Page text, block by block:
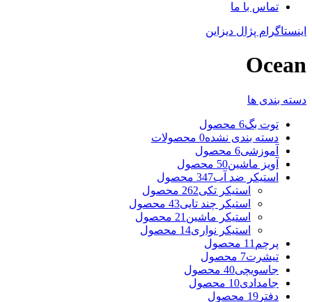
تماس با ما
اینستاگرام پژال دیزاین
Ocean
دسته بندی ها
توت بگ6 محصول
دسته بندی نشده0 محصولات
آموزشی6 محصول
آویز ماشین50 محصول
استیکر ضد آب347 محصول
استیکر تکی262 محصول
استیکر چند تایی43 محصول
استیکر ماشین 21 محصول
استیکر نواری14 محصول
پرچم 11 محصول
تیشرت7 محصول
جاسویچی40 محصول
جامدادی10 محصول
دفتر 19 محصول